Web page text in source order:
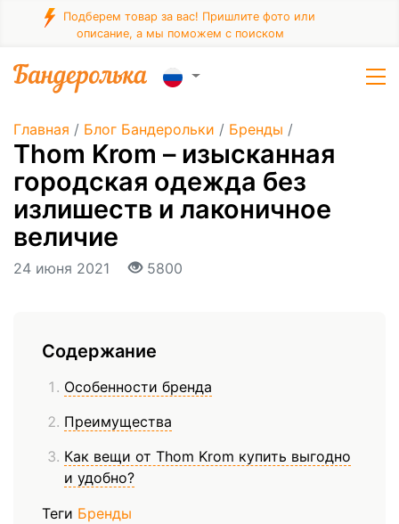
Подберем товар за вас! Пришлите фото или
описание, а мы поможем с поиском
Главная / Блог Бандерольки / Бренды /
Thom Krom – изысканная
городская одежда без
излишеств и лаконичное
величие
24 июня 2021 5800
Содержание
Особенности бренда
Преимущества
Как вещи от Thom Krom купить выгодно
и удобно?
Теги Бренды